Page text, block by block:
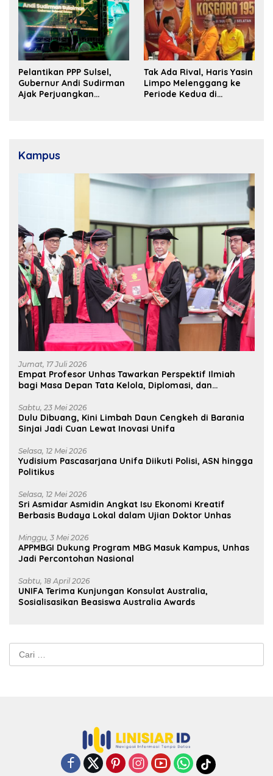
Pelantikan PPP Sulsel,
Gubernur Andi Sudirman
Ajak Perjuangkan
Tak Ada Rival, Haris Yasin
Limpo Melenggang ke
Periode Kedua di
Kampus
Jumat, 17 Juli 2026
Empat Profesor Unhas Tawarkan Perspektif Ilmiah
bagi Masa Depan Tata Kelola, Diplomasi, dan
Sabtu, 23 Mei 2026
Dulu Dibuang, Kini Limbah Daun Cengkeh di Barania
Sinjai Jadi Cuan Lewat Inovasi Unifa
Selasa, 12 Mei 2026
Yudisium Pascasarjana Unifa Diikuti Polisi, ASN hingga
Politikus
Selasa, 12 Mei 2026
Sri Asmidar Asmidin Angkat Isu Ekonomi Kreatif
Berbasis Budaya Lokal dalam Ujian Doktor Unhas
Minggu, 3 Mei 2026
APPMBGI Dukung Program MBG Masuk Kampus, Unhas
Jadi Percontohan Nasional
Sabtu, 18 April 2026
UNIFA Terima Kunjungan Konsulat Australia,
Sosialisasikan Beasiswa Australia Awards
Cari
untuk: